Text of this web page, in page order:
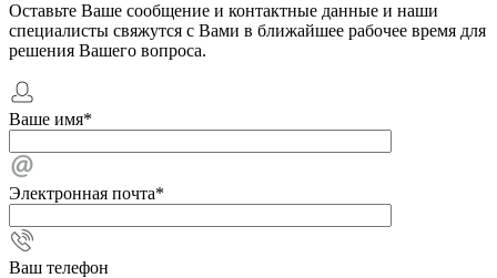
Оставьте Ваше сообщение и контактные данные и наши
специалисты свяжутся с Вами в ближайшее рабочее время для
решения Вашего вопроса.
Ваше имя*
Электронная почта*
Ваш телефон